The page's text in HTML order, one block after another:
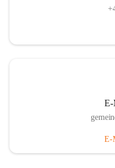
E-
E-